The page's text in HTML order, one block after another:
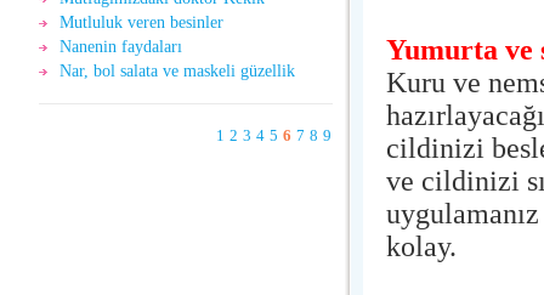
Mutluluk veren besinler
Nanenin faydaları
Nar, bol salata ve maskeli güzellik
1 2 3 4 5 6 7 8 9
Yumurta ve
Kuru ve
cildinizi
ve cildinizi
kolay.